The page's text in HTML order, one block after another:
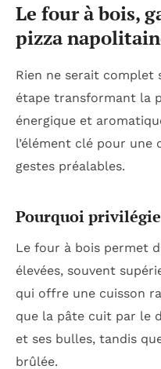
Le four à bois,
pizza
Rien ne serait complet
étape transformant la
énergique et
l’élément clé pour une
gestes préalables.
Pourquoi
Le four à bois permet
élevées, souvent
qui offre une cuisson
que la pâte cuit par le
et ses bulles, tandis
brûlée.